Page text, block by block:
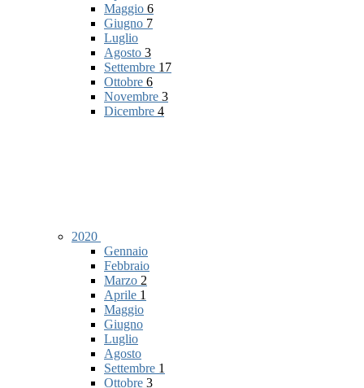
Maggio 6
Giugno 7
Luglio
Agosto 3
Settembre 17
Ottobre 6
Novembre 3
Dicembre 4
2020
Gennaio
Febbraio
Marzo 2
Aprile 1
Maggio
Giugno
Luglio
Agosto
Settembre 1
Ottobre 3